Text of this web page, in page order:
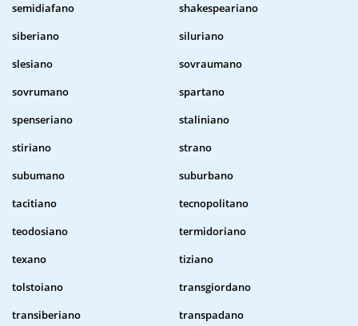
semidiafano
shakespeariano
siberiano
siluriano
slesiano
sovraumano
sovrumano
spartano
spenseriano
staliniano
stiriano
strano
subumano
suburbano
tacitiano
tecnopolitano
teodosiano
termidoriano
texano
tiziano
tolstoiano
transgiordano
transiberiano
transpadano